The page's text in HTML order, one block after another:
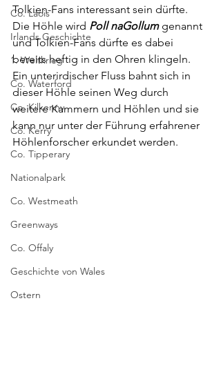
Co. Laois
Irlands Geschichte
1. Weltkrieg
Co. Waterford
Co. Kilkenny
Co. Kerry
Co. Tipperary
Nationalpark
Co. Westmeath
Greenways
Co. Offaly
Geschichte von Wales
Ostern
Tolkien-Fans interessant sein dürfte.
Die Höhle wird Poll naGollum genannt
und Tolkien-Fans dürfte es dabei
bereits heftig in den Ohren klingeln.
Ein unterirdischer Fluss bahnt sich in
dieser Höhle seinen Weg durch
weitere Kammern und Höhlen und sie
kann nur unter der Führung erfahrener
Höhlenforscher erkundet werden.